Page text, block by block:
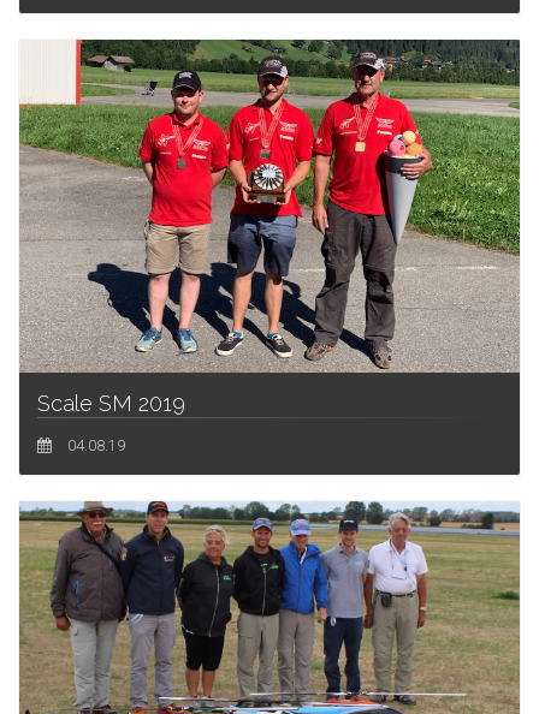
Scale SM 2019
04.08.19